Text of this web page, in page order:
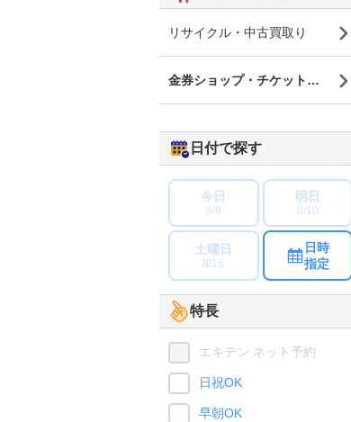
リサイクル・中古買取り
金券ショップ・チケットショップ
日付で探す
今日
8/9
明日
8/10
土曜日
8/15
日時
指定
特長
エキテン ネット予約
日祝OK
早朝OK